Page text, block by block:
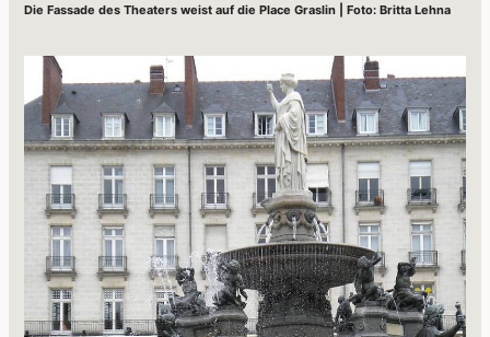
Die Fassade des Theaters weist auf die Place Graslin | Foto: Britta Lehna